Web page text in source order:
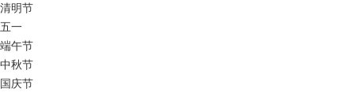
清明节
五一
端午节
中秋节
国庆节